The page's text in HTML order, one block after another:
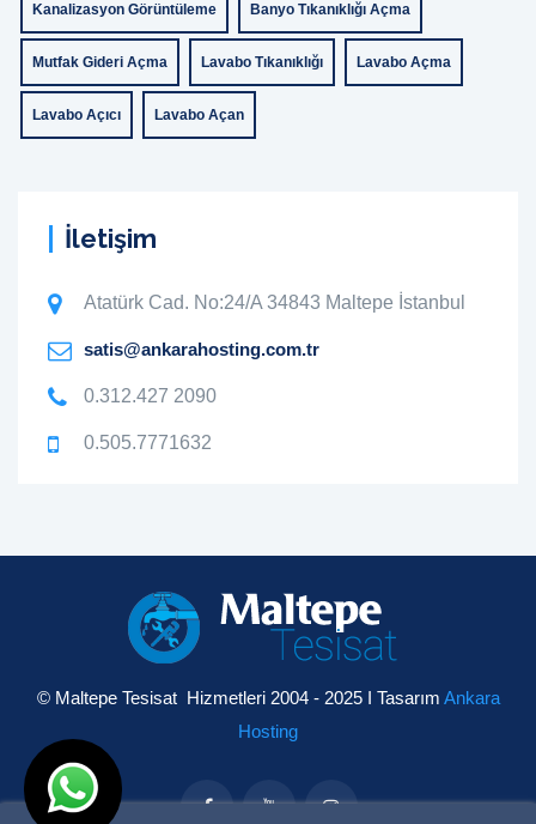
Kanalizasyon Görüntüleme Banyo Tıkanıklığı Açma
Mutfak Gideri Açma Lavabo Tıkanıklığı Lavabo Açma
Lavabo Açıcı Lavabo Açan
İletişim
Atatürk Cad. No:24/A 34843 Maltepe İstanbul
satis@ankarahosting.com.tr
0.312.427 2090
0.505.7771632
© Maltepe Tesisat Hizmetleri 2004 - 2025 I Tasarım Ankara
Hosting